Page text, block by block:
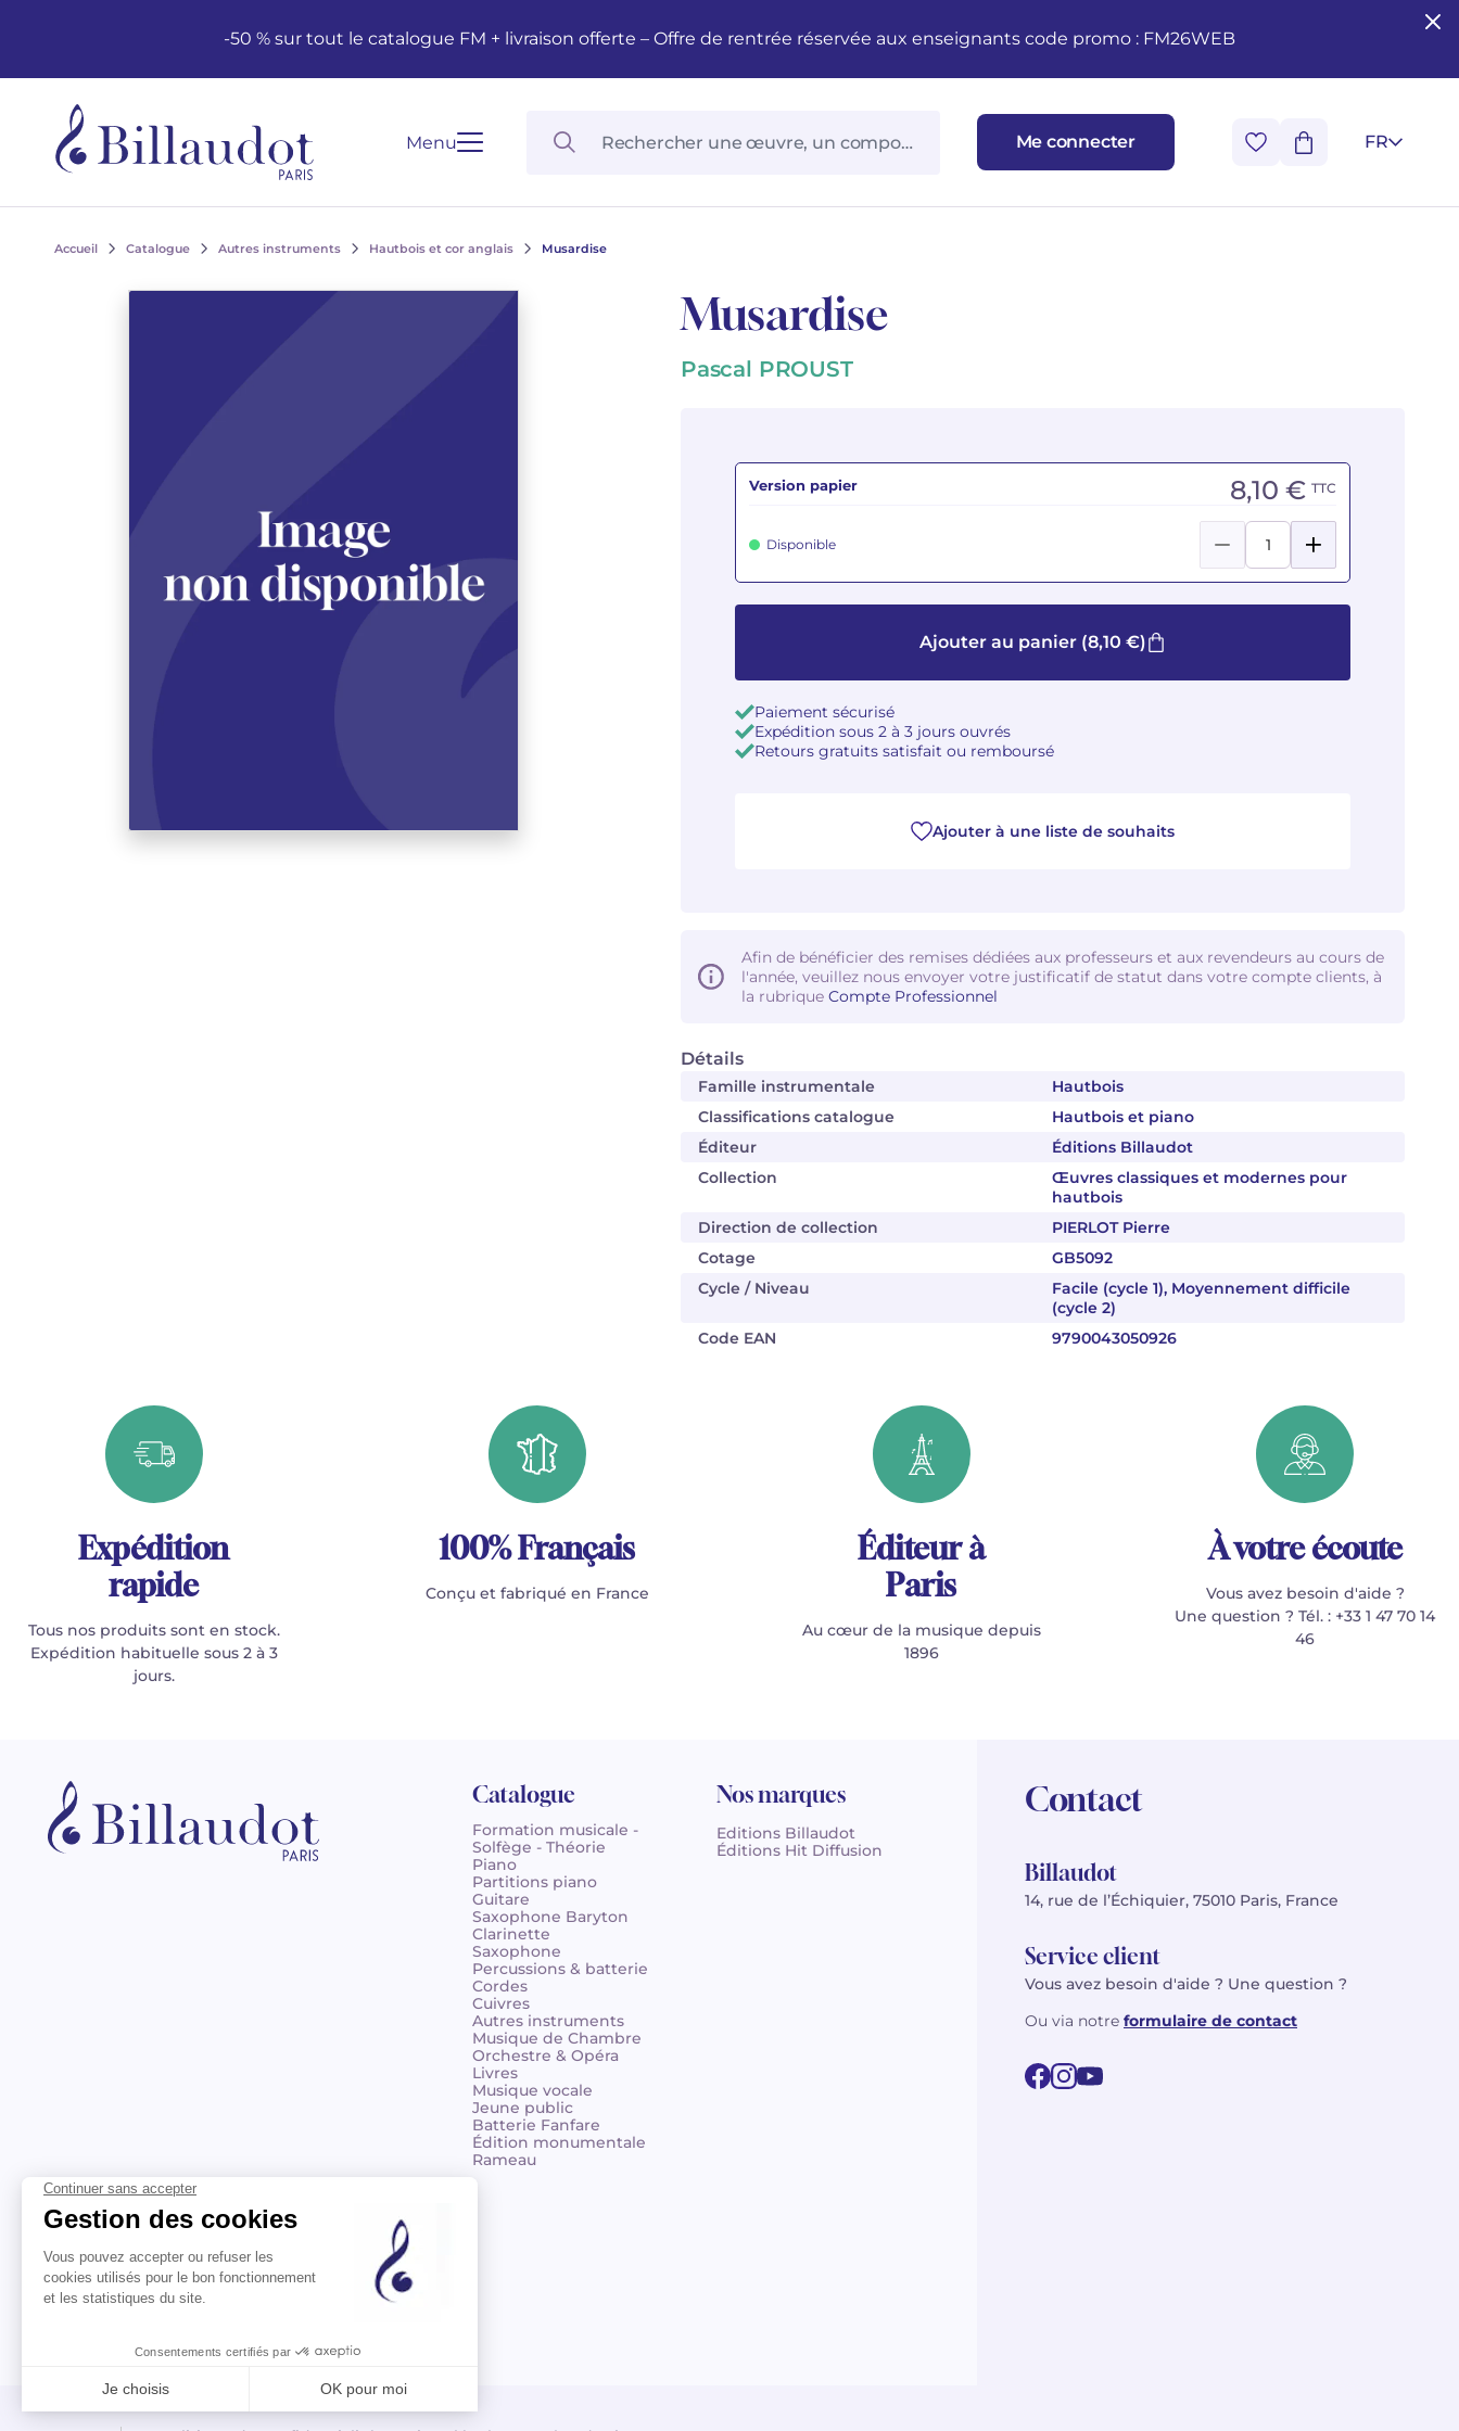
-50 % sur tout le catalogue FM + livraison offerte – Offre de rentrée réservée aux enseignants code promo : FM26WEB
Menu Me connecter FR
Accueil Catalogue Autres instruments Hautbois et cor anglais Musardise
Musardise
Pascal PROUST
Détails
Famille instrumentale
Hautbois
Classifications catalogue
Hautbois et piano
Éditeur
Éditions Billaudot
Collection
Œuvres classiques et modernes pour
hautbois
Direction de collection
PIERLOT Pierre
Cotage
GB5092
Cycle / Niveau
Facile (cycle 1), Moyennement difficile
(cycle 2)
Code EAN
9790043050926
Version papier 8,10 € TTC
Disponible
Ajouter au panier (8,10 €)
Paiement sécurisé
Expédition sous 2 à 3 jours ouvrés
Retours gratuits satisfait ou remboursé
Ajouter à une liste de souhaits
Afin de bénéficier des remises dédiées aux professeurs et aux revendeurs au cours de
l'année, veuillez nous envoyer votre justificatif de statut dans votre compte clients, à
la rubrique Compte Professionnel
Expédition
rapide
Tous nos produits sont en stock.
Expédition habituelle sous 2 à 3
jours.
100% Français
Conçu et fabriqué en France
Éditeur à
Paris
Au cœur de la musique depuis
1896
À votre écoute
Vous avez besoin d'aide ?
Une question ? Tél. : +33 1 47 70 14
46
Catalogue
Formation musicale -
Solfège - Théorie
Piano
Partitions piano
Guitare
Saxophone Baryton
Clarinette
Saxophone
Percussions & batterie
Cordes
Cuivres
Autres instruments
Musique de Chambre
Orchestre & Opéra
Livres
Musique vocale
Jeune public
Batterie Fanfare
Édition monumentale
Rameau
Nos marques
Editions Billaudot
Éditions Hit Diffusion
Contact
Billaudot
14, rue de l’Échiquier, 75010 Paris, France
Service client
Vous avez besoin d'aide ? Une question ?
Ou via notre formulaire de contact
© 2026 Billaudot Paris. Tous droits réservés